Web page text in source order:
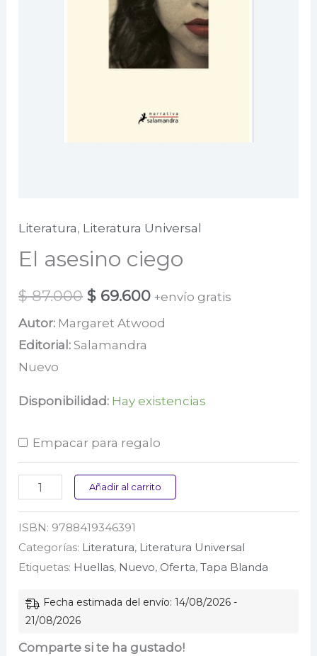
Literatura, Literatura Universal
El asesino ciego
$87.000 El
precio
original
$ 87.000.
$ 69.600El
precio
$ 69.600.
+envío gratis
Autor: Margaret Atwood
Editorial: Salamandra
Nuevo
Disponibilidad: Hay existencias
Empacar para regalo
ciego
cantidad
Añadir al carrito
ISBN: 9788419346391
Categorías: Literatura, Literatura Universal
Etiquetas: Huellas, Nuevo, Oferta,Tapa Blanda
Fecha estimada del envío: 14/08/2026 -
21/08/2026
Comparte si te ha gustado!